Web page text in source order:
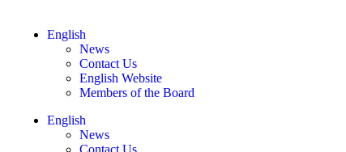
English
News
Contact Us
English Website
Members of the Board
English
News
Contact Us